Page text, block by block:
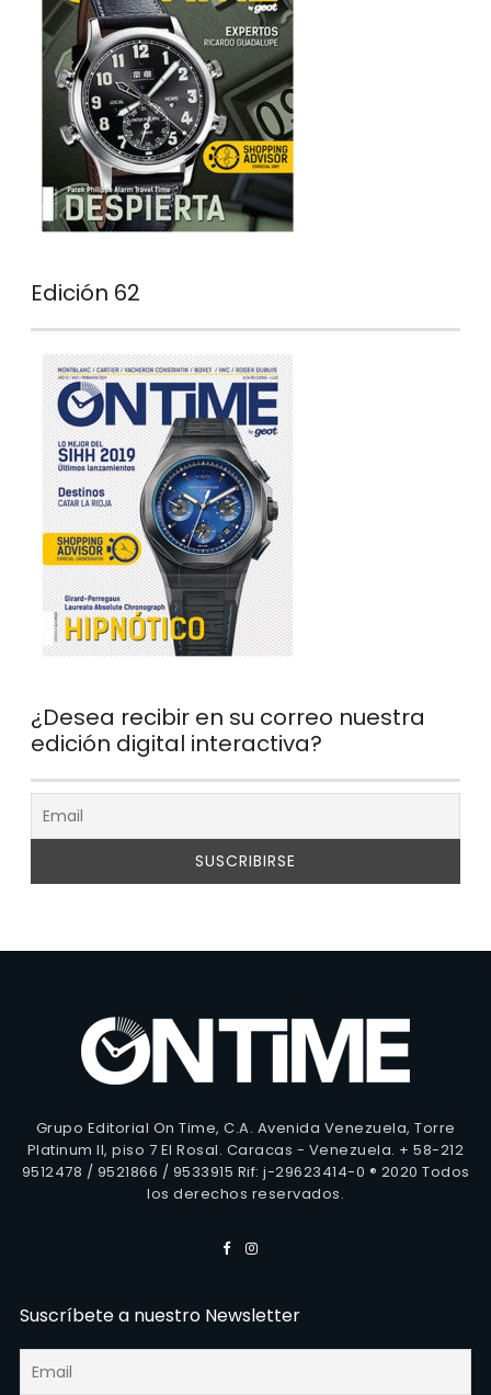
Edición 62
¿Desea recibir en su correo nuestra
edición digital interactiva?
Grupo Editorial On Time, C.A. Avenida Venezuela, Torre
Platinum II, piso 7 El Rosal. Caracas - Venezuela. + 58-212
9512478 / 9521866 / 9533915 Rif: j-29623414-0 ® 2020 Todos
los derechos reservados.
Suscríbete a nuestro Newsletter